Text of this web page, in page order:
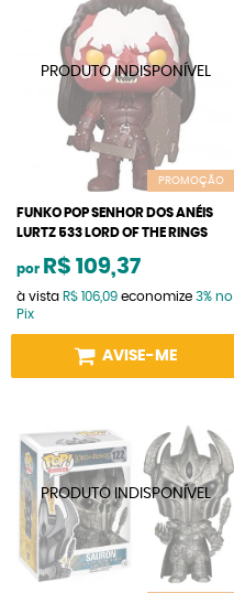
PROMOÇÃO
FUNKO POP SENHOR DOS ANÉIS
LURTZ 533 LORD OF THE RINGS
por R$ 109,37
à vista R$ 106,09 economize 3% no
Pix
AVISE-ME